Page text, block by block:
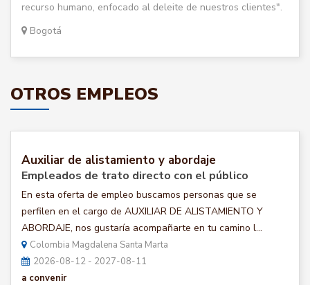
recurso humano, enfocado al deleite de nuestros clientes".
Bogotá
OTROS EMPLEOS
Auxiliar de alistamiento y abordaje
Empleados de trato directo con el público
En esta oferta de empleo buscamos personas que se
perfilen en el cargo de AUXILIAR DE ALISTAMIENTO Y
ABORDAJE, nos gustaría acompañarte en tu camino l...
Colombia Magdalena Santa Marta
2026-08-12 - 2027-08-11
a convenir